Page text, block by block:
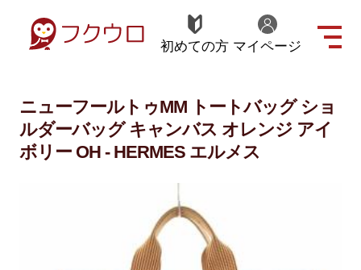
初めての方 マイページ
ニューフールトゥMM トートバッグ ショ
ルダーバッグ キャンバス オレンジ アイ
ボリー OH - HERMES エルメス